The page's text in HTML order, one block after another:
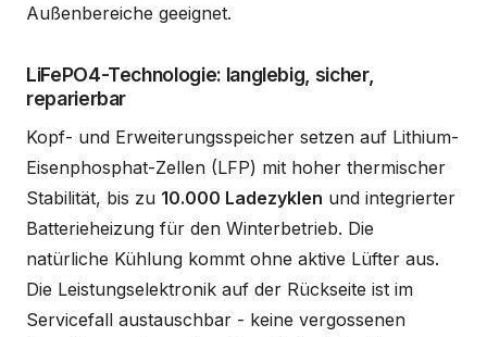
Außenbereiche geeignet.
LiFePO4-Technologie: langlebig, sicher,
reparierbar
Kopf- und Erweiterungsspeicher setzen auf Lithium-
Eisenphosphat-Zellen (LFP) mit hoher thermischer
Stabilität, bis zu 10.000 Ladezyklen und integrierter
Batterieheizung für den Winterbetrieb. Die
natürliche Kühlung kommt ohne aktive Lüfter aus.
Die Leistungselektronik auf der Rückseite ist im
Servicefall austauschbar - keine vergossenen